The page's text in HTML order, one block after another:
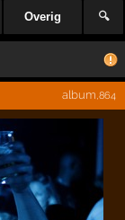
Overig 🔍
album ,864